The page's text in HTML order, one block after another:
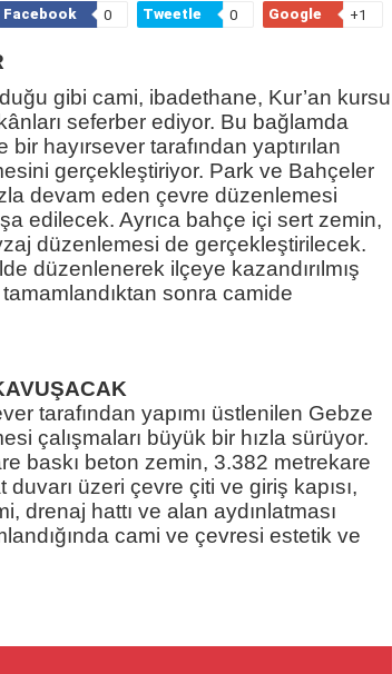
Facebook 0 Tweetle 0 Google +1
gibi cami, ibadethane, Kur’an kursu
seferber ediyor. Bu bağlamda
hayırsever tarafından yaptırılan
gerçekleştiriyor. Park ve Bahçeler
devam eden çevre düzenlemesi
edilecek. Ayrıca bahçe içi sert zemin,
düzenlemesi de gerçekleştirilecek.
düzenlenerek ilçeye kazandırılmış
sonra camide
tarafından yapımı üstlenilen Gebze
çalışmaları büyük bir hızla sürüyor.
baskı beton zemin, 3.382 metrekare
üzeri çevre çiti ve giriş kapısı,
drenaj hattı ve alan aydınlatması
cami ve çevresi estetik ve